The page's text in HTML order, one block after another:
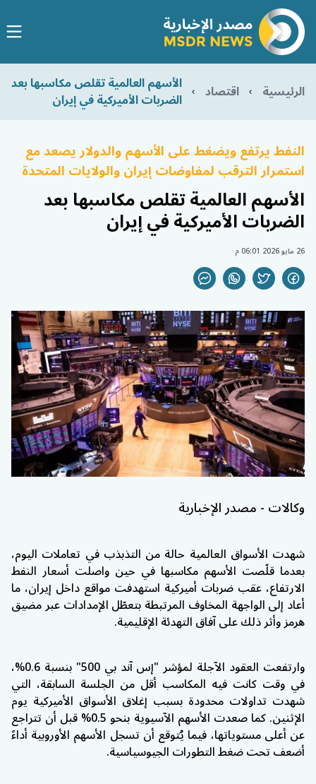
الرئيسية اقتصاد الأسهم العالمية تقلص مكاسبها بعد
الضربات الأميركية في إيران
النفط يرتفع ويضغط على الأسهم والدولار يصعد مع
استمرار الترقب لمفاوضات إيران والولايات المتحدة
الأسهم العالمية تقلص مكاسبها بعد
الضربات الأميركية في إيران
26 مايو 2026 06:01 م
وكالات - مصدر الإخبارية
شهدت الأسواق العالمية حالة من التذبذب في تعاملات اليوم،
بعدما قلّصت الأسهم مكاسبها في حين واصلت أسعار النفط
الارتفاع، عقب ضربات أميركية استهدفت مواقع داخل إيران، ما
أعاد إلى الواجهة المخاوف المرتبطة بتعطّل الإمدادات عبر مضيق
هرمز وأثر ذلك على آفاق التهدئة الإقليمية.
وارتفعت العقود الآجلة لمؤشر "إس آند بي 500" بنسبة 0.6%،
في وقت كانت فيه المكاسب أقل من الجلسة السابقة، التي
شهدت تداولات محدودة بسبب إغلاق الأسواق الأميركية يوم
الإثنين. كما صعدت الأسهم الآسيوية بنحو 0.5% قبل أن تتراجع
عن أعلى مستوياتها، فيما يُتوقع أن تسجل الأسهم الأوروبية أداءً
أضعف تحت ضغط التطورات الجيوسياسية.